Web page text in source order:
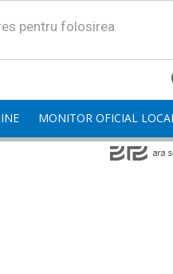
pentru folosirea
MONITOR OFICIAL